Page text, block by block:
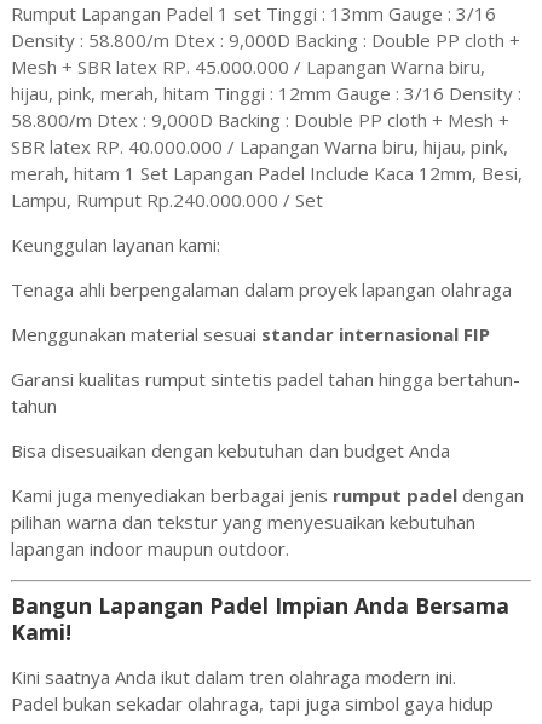
Rumput Lapangan Padel 1 set Tinggi : 13mm Gauge : 3/16
Density : 58.800/m Dtex : 9,000D Backing : Double PP cloth +
Mesh + SBR latex RP. 45.000.000 / Lapangan Warna biru,
hijau, pink, merah, hitam Tinggi : 12mm Gauge : 3/16 Density :
58.800/m Dtex : 9,000D Backing : Double PP cloth + Mesh +
SBR latex RP. 40.000.000 / Lapangan Warna biru, hijau, pink,
merah, hitam 1 Set Lapangan Padel Include Kaca 12mm, Besi,
Lampu, Rumput Rp.240.000.000 / Set
Keunggulan layanan kami:
Tenaga ahli berpengalaman dalam proyek lapangan olahraga
Menggunakan material sesuai standar internasional FIP
Garansi kualitas rumput sintetis padel tahan hingga bertahun-
tahun
Bisa disesuaikan dengan kebutuhan dan budget Anda
Kami juga menyediakan berbagai jenis rumput padeldengan
pilihan warna dan tekstur yang menyesuaikan kebutuhan
lapangan indoor maupun outdoor.
Bangun Lapangan Padel Impian Anda Bersama
Kami!
Kini saatnya Anda ikut dalam tren olahraga modern ini.
Padel bukan sekadar olahraga, tapi juga simbol gaya hidup